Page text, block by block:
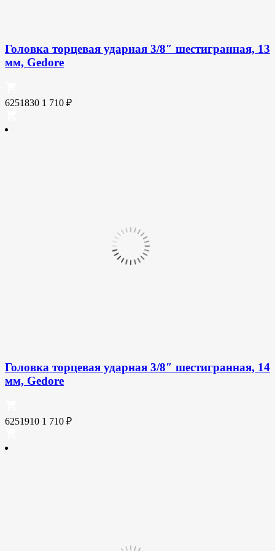
Головка торцевая ударная 3/8″ шестигранная, 13
мм, Gedore
6251830 1 710 ₽
Головка торцевая ударная 3/8″ шестигранная, 14
мм, Gedore
6251910 1 710 ₽